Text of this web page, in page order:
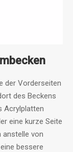
der Vorderseiten
des Beckens
Acrylplatten
eine kurze Seite
anstelle von
bessere